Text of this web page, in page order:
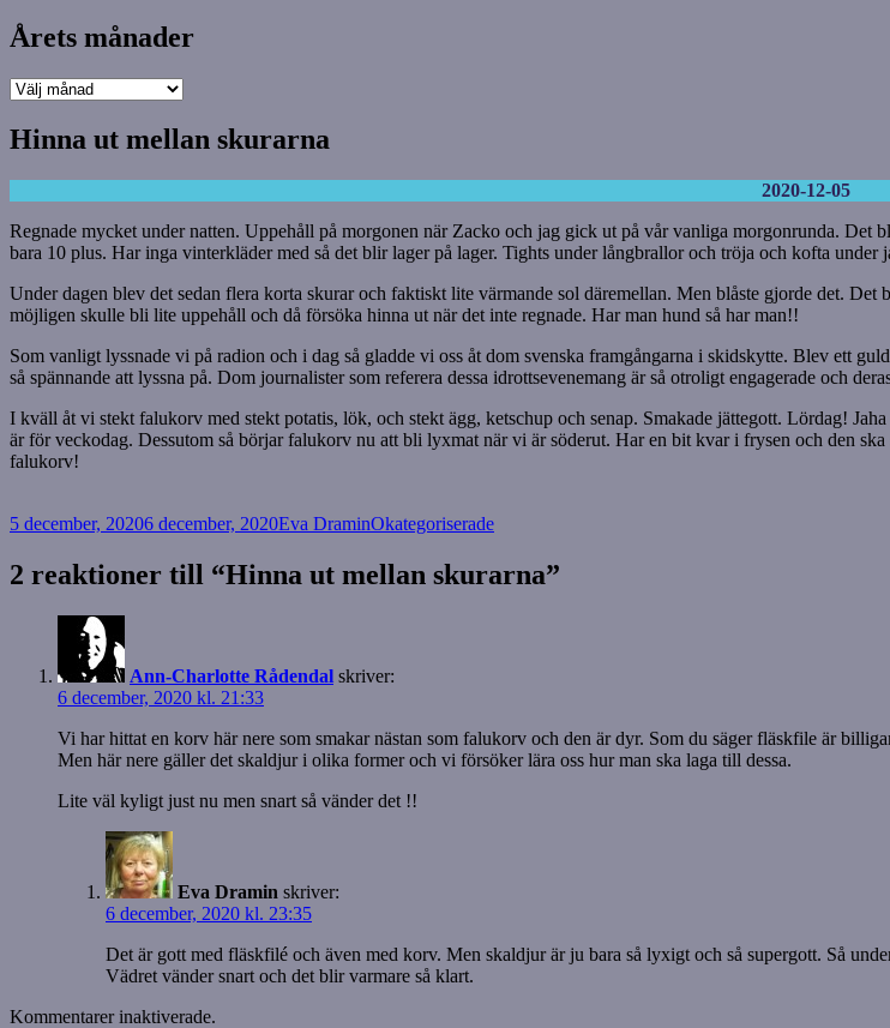
Årets månader
Årets
Hinna ut mellan skurarna
2020-12-05
Regnade mycket under natten. Uppehåll på morgonen när Zacko och jag gick ut på vår vanliga morgonrunda.
bara 10 plus. Har inga vinterkläder med så det blir lager på lager. Tights under långbrallor och tröja och kofta under
Under dagen blev det sedan flera korta skurar och faktiskt lite värmande sol däremellan. Men blåste gjorde det.
möjligen skulle bli lite uppehåll och då försöka hinna ut när det inte regnade. Har man hund så har man!!
Som vanligt lyssnade vi på radion och i dag så gladde vi oss åt dom svenska framgångarna i skidskytte. Blev ett
så spännande att lyssna på. Dom journalister som referera dessa idrottsevenemang är så otroligt engagerade och
I kväll åt vi stekt falukorv med stekt potatis, lök, och stekt ägg, ketschup och senap. Smakade jättegott. Lördag!
är för veckodag. Dessutom så börjar falukorv nu att bli lyxmat när vi är söderut. Har en bit kvar i frysen och den
falukorv!
Postat
5 december, 20206 december, 2020Författare
Eva DraminKategorier
Okategoriserade
2 reaktioner till “Hinna ut mellan skurarna”
Ann-Charlotte Rådendal skriver:
6 december, 2020 kl. 21:33
Vi har hittat en korv här nere som smakar nästan som falukorv och den är dyr. Som du säger fläskfile är
Men här nere gäller det skaldjur i olika former och vi försöker lära oss hur man ska laga till dessa.
Lite väl kyligt just nu men snart så vänder det !!
Eva Dramin skriver:
6 december, 2020 kl. 23:35
Det är gott med fläskfilé och även med korv. Men skaldjur är ju bara så lyxigt och så supergott. Så
Vädret vänder snart och det blir varmare så klart.
Kommentarer inaktiverade.